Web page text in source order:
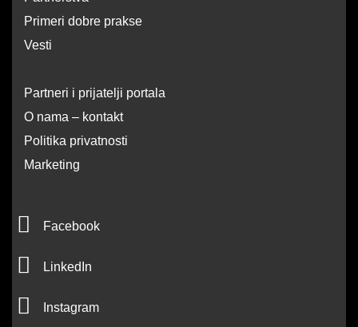
Primeri dobre prakse
Vesti
Partneri i prijatelji portala
O nama – kontakt
Politika privatnosti
Marketing
F
c
e
b
Facebook
L
n
LinkedIn
I
Instagram